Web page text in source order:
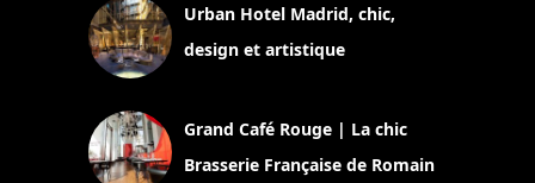
Urban Hotel Madrid, chic,
design et artistique
Grand Café Rouge | La chic
Brasserie Française de Romain